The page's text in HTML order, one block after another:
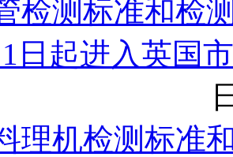
检测标准和检
日起进入英国
理机检测标准